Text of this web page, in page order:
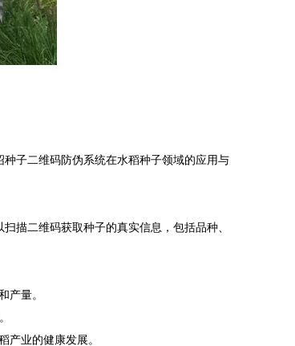
子二维码防伪系统在水稻种子领域的应用与
描二维码获取种子的真实信息，包括品种、
产量。
产业的健康发展。